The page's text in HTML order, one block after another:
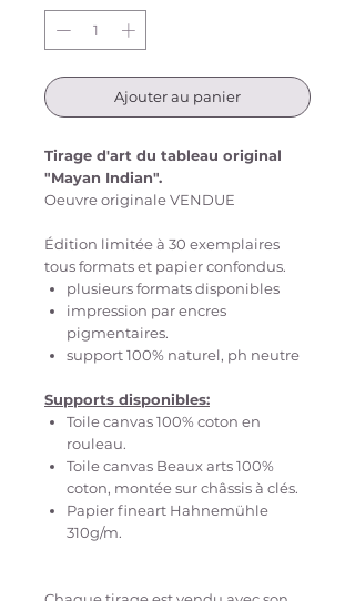
Ajouter au panier
Tirage d'art du tableau original
"Mayan Indian".
Oeuvre originale VENDUE
Édition limitée à 30 exemplaires
tous formats et papier confondus.
plusieurs formats disponibles
impression par encres
pigmentaires.
support 100% naturel, ph neutre
Supports disponibles:
Toile canvas 100% coton en
rouleau.
Toile canvas Beaux arts 100%
coton, montée sur châssis à clés.
Papier fineart Hahnemühle
310g/m.